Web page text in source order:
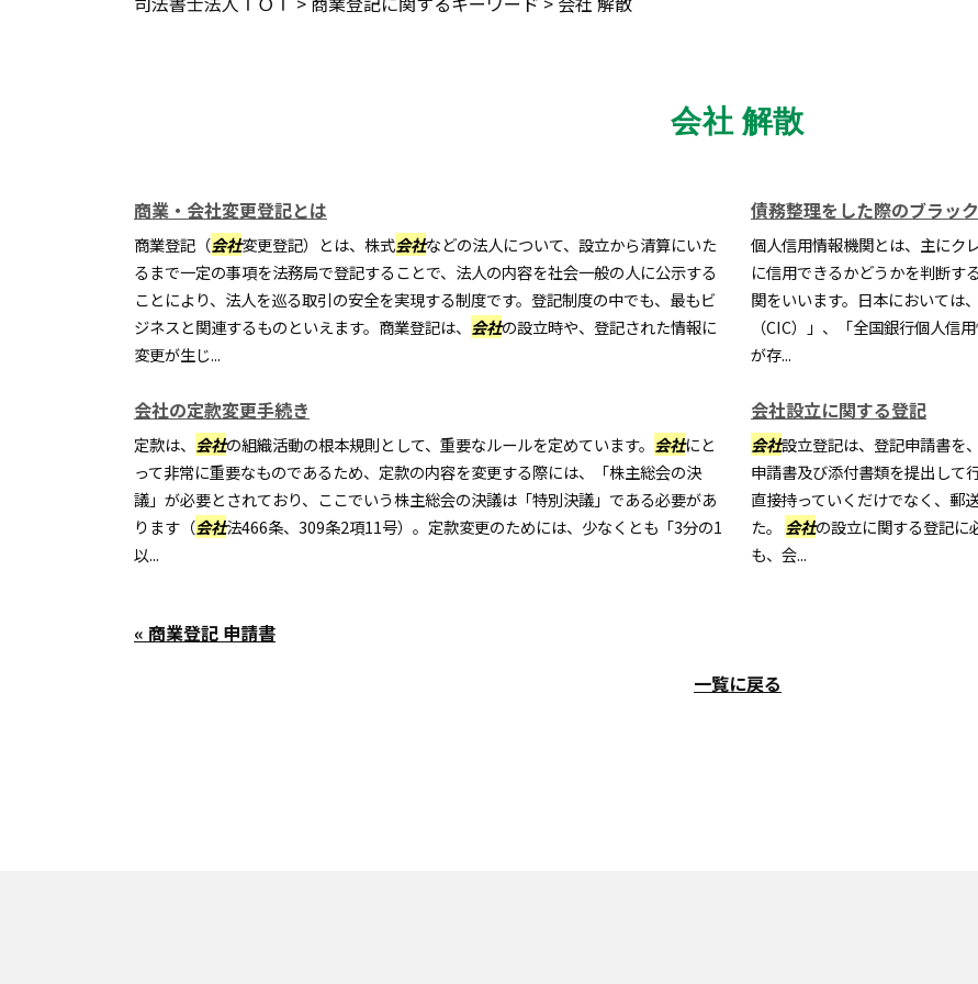
会社 解散
商業・会社変更登記とは
商業登記（会社変更登記）とは、株式会社などの法人について、設立から清算にいた
るまで一定の事項を法務局で登記することで、法人の内容を社会一般の人に公示する
ことにより、法人を巡る取引の安全を実現する制度です。登記制度の中でも、最もビ
ジネスと関連するものといえます。商業登記は、 会社の設立時や、登記された情報に
変更が生じ...
債務整理をした際のブラッ
個人信用情報機関とは、主にク
に信用できるかどうかを判断す
関をいいます。日本においては
（CIC）」、「全国銀行個人信
が存...
会社の定款変更手続き
定款は、 会社の組織活動の根本規則として、重要なルールを定めています。 会社にと
って非常に重要なものであるため、定款の内容を変更する際には、「株主総会の決
議」が必要とされており、ここでいう株主総会の決議は「特別決議」である必要があ
ります（会社法466条、309条2項11号）。定款変更のためには、少なくとも「3分の1
以...
会社設立に関する登記
会社設立登記は、登記申請書を、
申請書及び添付書類を提出して
直接持っていくだけでなく、郵
た。 会社の設立に関する登記に
も、会...
« 商業登記 申請書
一覧に戻る